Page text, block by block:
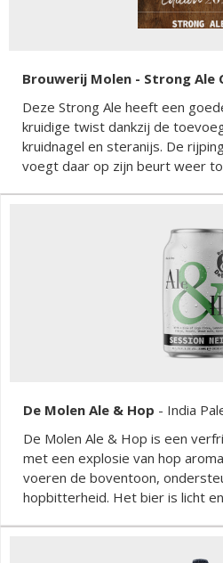
Brouwerij Molen - Strong Ale
Deze Strong Ale heeft een
kruidige twist dankzij de
kruidnagel en steranijs. De
voegt daar op zijn beurt weer
De Molen Ale & Hop - India
De Molen Ale & Hop is een
met een explosie van hop
voeren de boventoon,
hopbitterheid. Het bier is licht